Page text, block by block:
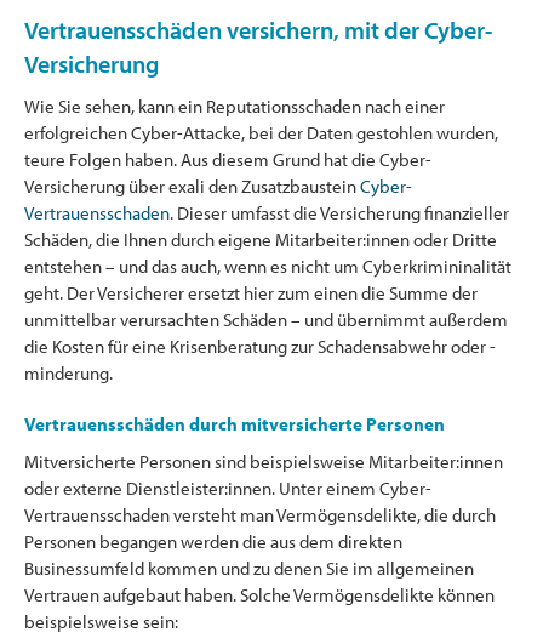
Vertrauensschäden versichern, mit der Cyber-
Versicherung
Wie Sie sehen, kann ein Reputationsschaden nach einer
erfolgreichen Cyber-Attacke, bei der Daten gestohlen wurden,
teure Folgen haben. Aus diesem Grund hat die Cyber-
Versicherung über exali den ZusatzbausteinCyber-
Vertrauensschaden. Dieser umfasst die Versicherung finanzieller
Schäden, die Ihnen durch eigene Mitarbeiter:innen oder Dritte
entstehen – und das auch, wenn es nicht um Cyberkrimininalität
geht. Der Versicherer ersetzt hier zum einen die Summe der
unmittelbar verursachten Schäden – und übernimmt außerdem
die Kosten für eine Krisenberatung zur Schadensabwehr oder -
minderung.
Vertrauensschäden durch mitversicherte Personen
Mitversicherte Personen sind beispielsweise Mitarbeiter:innen
oder externe Dienstleister:innen. Unter einem Cyber-
Vertrauensschaden versteht man Vermögensdelikte, die durch
Personen begangen werden die aus dem direkten
Businessumfeld kommen und zu denen Sie im allgemeinen
Vertrauen aufgebaut haben. Solche Vermögensdelikte können
beispielsweise sein: